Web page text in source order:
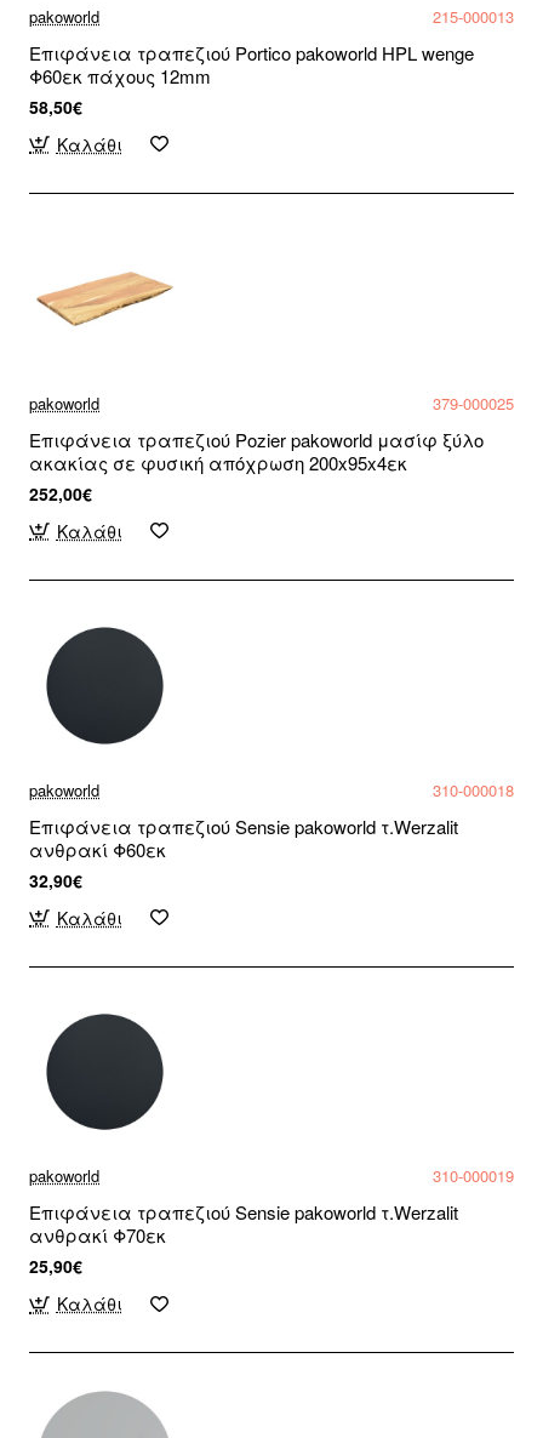
pakoworld 215-000013
Επιφάνεια τραπεζιού Portico pakoworld HPL wenge
Φ60εκ πάχους 12mm
58,50€
Καλάθι
pakoworld 379-000025
Επιφάνεια τραπεζιού Pozier pakoworld μασίφ ξύλο
ακακίας σε φυσική απόχρωση 200x95x4εκ
252,00€
Καλάθι
pakoworld 310-000018
Επιφάνεια τραπεζιού Sensie pakoworld τ.Werzalit
ανθρακί Φ60εκ
32,90€
Καλάθι
pakoworld 310-000019
Επιφάνεια τραπεζιού Sensie pakoworld τ.Werzalit
ανθρακί Φ70εκ
25,90€
Καλάθι